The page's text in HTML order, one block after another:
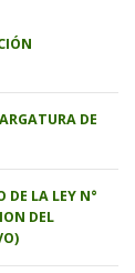
DE
DE LA LEY N°
DEL